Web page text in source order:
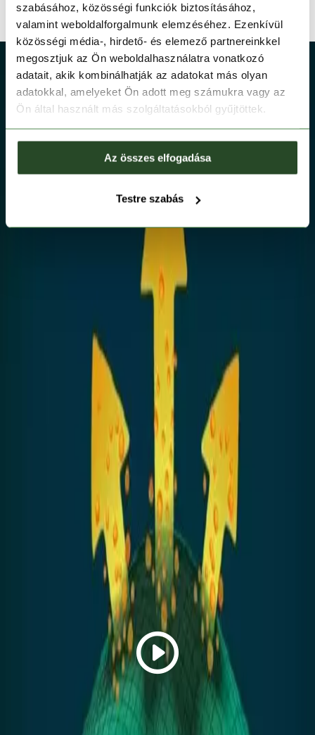
szabásához, közösségi funkciók biztosításához,
valamint weboldalforgalmunk elemzéséhez. Ezenkívül
közösségi média-, hirdető- és elemező partnereinkkel
megosztjuk az Ön weboldalhasználatra vonatkozó
adatait, akik kombinálhatják az adatokat más olyan
adatokkal, amelyeket Ön adott meg számukra vagy az
Ön által használt más szolgáltatásokból gyűjtöttek.
Az összes elfogadása
Testre szabás
TECHNOLÓGIÁK